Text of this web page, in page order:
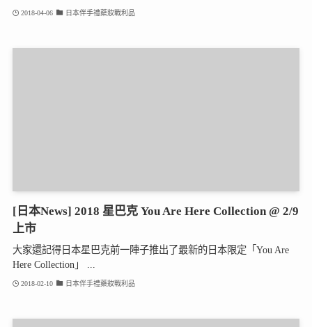
2018-04-06 日本伴手禮藥妝戰利品
[日本News] 2018 星巴克 You Are Here Collection @ 2/9
上市
大家還記得日本星巴克前一陣子推出了最新的日本限定「You Are
Here Collection」 ...
2018-02-10 日本伴手禮藥妝戰利品